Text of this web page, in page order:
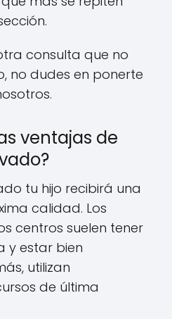
consulta que no
no dudes en ponerte
ventajas de
tu hijo recibirá una
calidad. Los
centros suelen tener
y estar bien
utilizan
de última